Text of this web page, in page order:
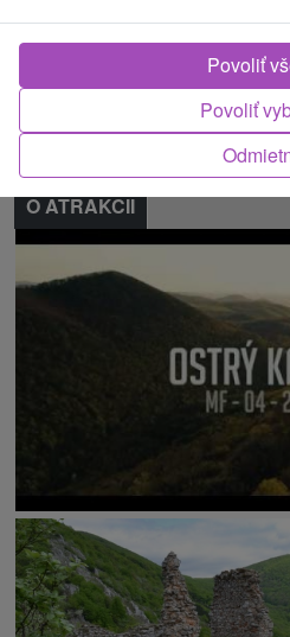
Našli ste chybu alebo nám
O ATRAKCII
Povoliť
Povoliť